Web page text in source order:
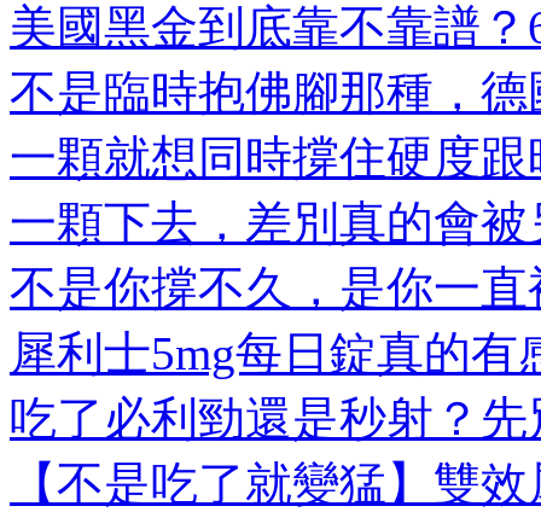
美國黑金到底靠不靠譜？
不是臨時抱佛腳那種，
一顆就想同時撐住硬度
一顆下去，差別真的會
不是你撐不久，是你一
犀利士5mg每日錠真的有
吃了必利勁還是秒射？
【不是吃了就變猛】雙